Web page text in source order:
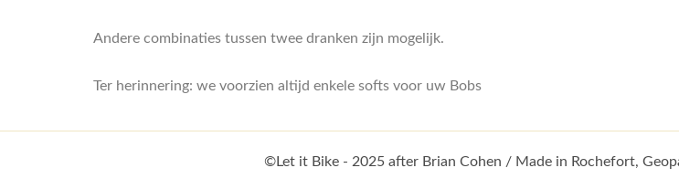
Andere combinaties tussen twee dranken zijn mogelijk.
Ter herinnering: we voorzien altijd enkele softs voor uw Bobs
©Let it Bike - 2025 after Brian Cohen / Made in Rochefort,